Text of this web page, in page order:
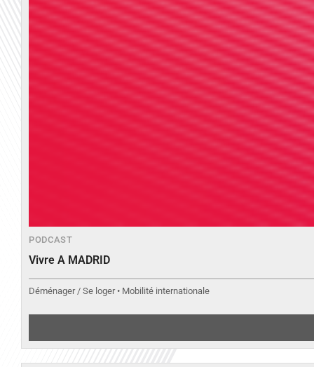
PODCAST
Vivre A MADRID
Déménager / Se loger • Mobilité internationale